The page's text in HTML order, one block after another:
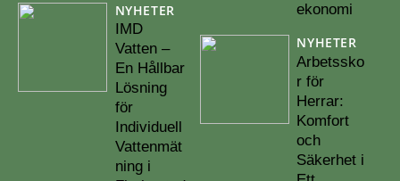
NYHETER
IMD
Vatten –
En Hållbar
Lösning
för
Individuell
Vattenmät
ning i
ekonomi
NYHETER
Arbetssko
r för
Herrar:
Komfort
och
Säkerhet i